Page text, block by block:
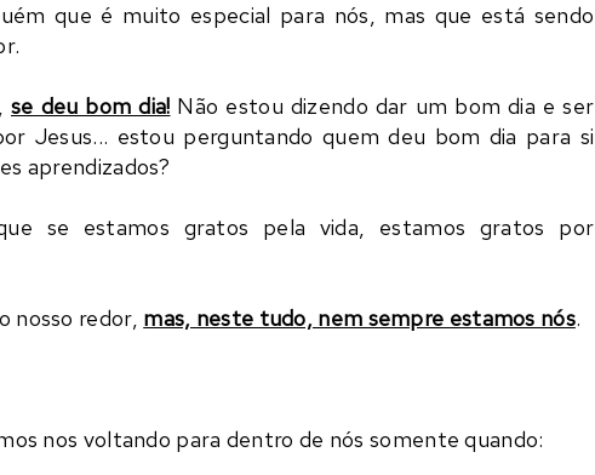
que é muito especial para nós, mas que está sendo
se deu bom dia! Não estou dizendo dar um bom dia e ser
Jesus... estou perguntando quem deu bom dia para si
aprendizados?
se estamos gratos pela vida, estamos gratos por
nosso redor, mas, neste tudo, nem sempre estamos nós.
nos voltando para dentro de nós somente quando: